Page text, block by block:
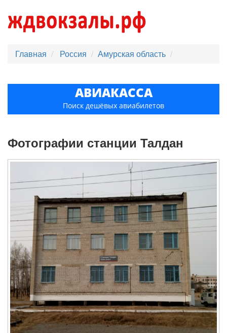
Главная Россия Амурская область
АВИАКАССА
Поиск дешёвых авиабилетов
Фотографии станции Талдан